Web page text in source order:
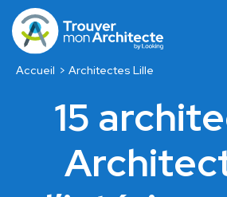
Accueil Architectes Lille
15